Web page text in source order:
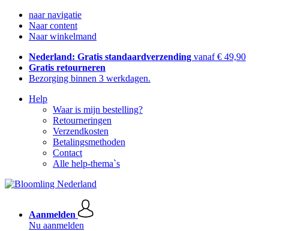
naar navigatie
Naar content
Naar winkelmand
Nederland: Gratis standaardverzending vanaf € 49,90
Gratis retourneren
Bezorging binnen 3 werkdagen.
Help
Waar is mijn bestelling?
Retourneringen
Verzendkosten
Betalingsmethoden
Contact
Alle help-thema`s
Aanmelden
Nu aanmelden